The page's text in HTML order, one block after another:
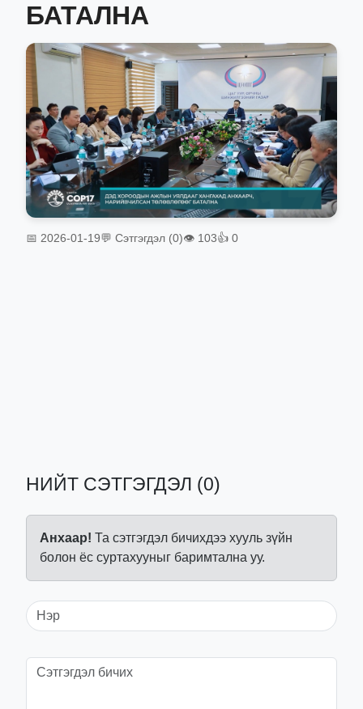
БАТАЛНА
📅 2026-01-19💬 Сэтгэгдэл (0)👁 103👍 0
НИЙТ СЭТГЭГДЭЛ (0)
Анхаар! Та сэтгэгдэл бичихдээ хууль зүйн
болон ёс суртахууныг баримтална уу.